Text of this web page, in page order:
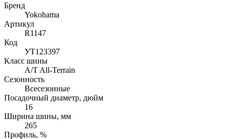
Бренд
Yokohama
Артикул
R1147
Код
УТ123397
Класс шины
A/T All-Terrain
Сезонность
Всесезонные
Посадочный диаметр, дюйм
16
Ширина шины, мм
265
Профиль, %